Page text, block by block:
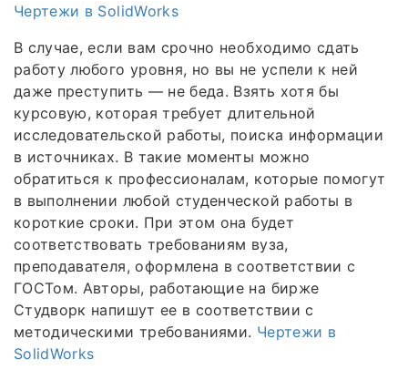
Чертежи в SolidWorks
В случае, если вам срочно необходимо сдать
работу любого уровня, но вы не успели к ней
даже преступить — не беда. Взять хотя бы
курсовую, которая требует длительной
исследовательской работы, поиска информации
в источниках. В такие моменты можно
обратиться к профессионалам, которые помогут
в выполнении любой студенческой работы в
короткие сроки. При этом она будет
соответствовать требованиям вуза,
преподавателя, оформлена в соответствии с
ГОСТом. Авторы, работающие на бирже
Студворк напишут ее в соответствии с
методическими требованиями. Чертежи в
SolidWorks